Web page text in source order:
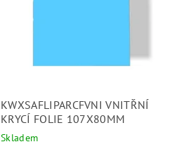
KWXSAFLIPARCFVNI VNITŘNÍ
KRYCÍ FOLIE 107X80MM
Skladem